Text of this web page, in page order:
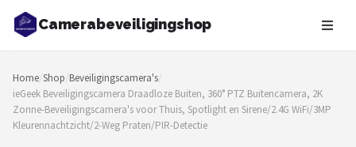
Camerabeveiligingshop
Zoeken
NAVIGATIE
Shop
Home/Shop/Beveiligingscamera's/
ieGeek Beveiligingscamera Draadloze Buiten, 360° PTZ Buitencamera, 2K
Zonne-Beveiligingscamera's voor Thuis, Spotlight en Sirene/2.4G WiFi/3MP
Kleurennachtzicht/2-Weg Praten/PIR-Detectie